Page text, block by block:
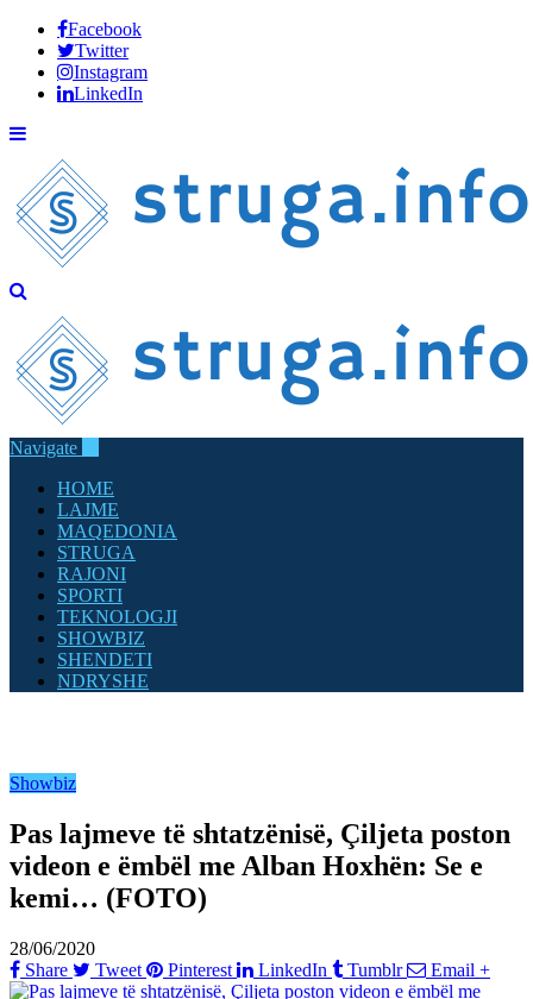
Facebook
Twitter
Instagram
LinkedIn
Navigate
HOME
LAJME
MAQEDONIA
STRUGA
RAJONI
SPORTI
TEKNOLOGJI
SHOWBIZ
SHENDETI
NDRYSHE
Showbiz
Pas lajmeve të shtatzënisë, Çiljeta poston
videon e ëmbël me Alban Hoxhën: Se e
kemi… (FOTO)
28/06/2020
Share
Tweet Pinterest LinkedIn Tumblr Email +